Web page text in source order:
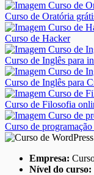
Curso de Oratória
Curso de Hacker
Curso de Inglês para
Curso de Inglês para
Curso de Filosofia
Curso de
Empresa:
Nível do curso: